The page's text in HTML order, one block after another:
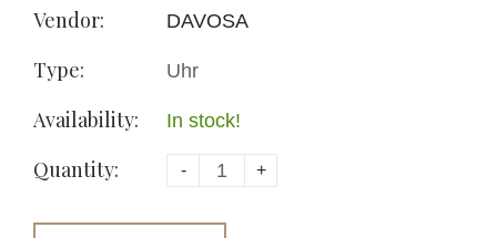
Vendor: DAVOSA
Type: Uhr
Availability: In stock!
Quantity: - +